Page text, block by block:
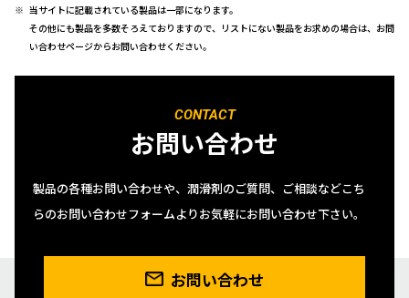
当サイトに記載されている製品は一部になります。
その他にも製品を多数そろえておりますので、リストにない製品をお求めの場合は、お問
い合わせページからお問い合わせください。
CONTACT
お問い合わせ
製品の各種お問い合わせや、潤滑剤のご質問、ご相談などこち
らのお問い合わせフォームよりお気軽にお問い合わせ下さい。
お問い合わせ